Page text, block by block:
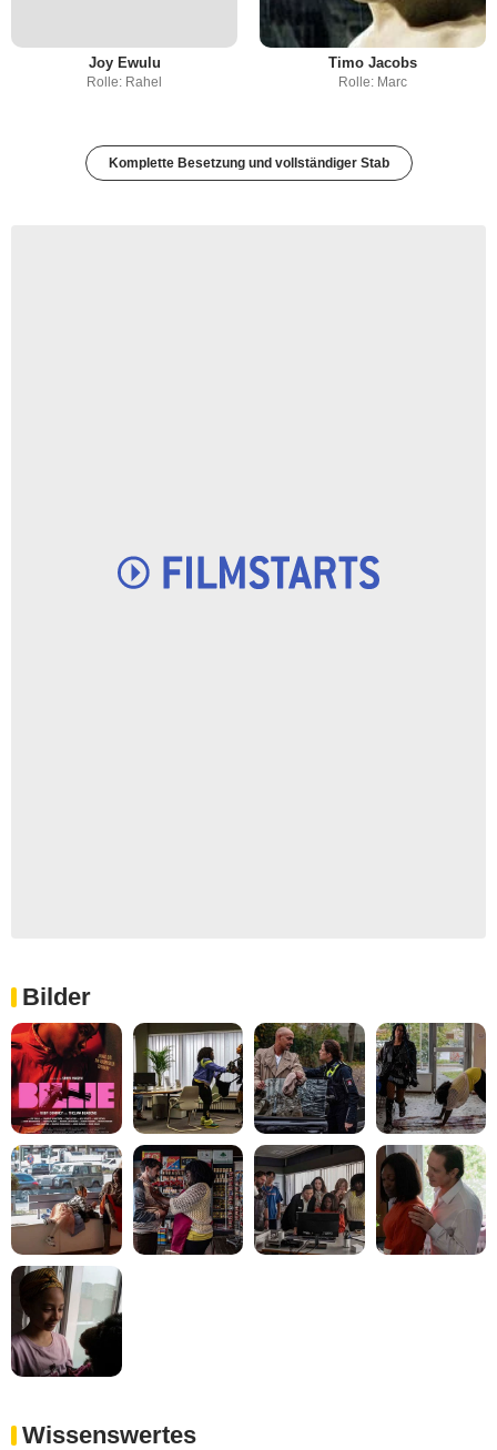
Joy Ewulu
Rolle: Rahel
Timo Jacobs
Rolle: Marc
Komplette Besetzung und vollständiger Stab
Bilder
Wissenswertes